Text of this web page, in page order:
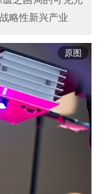
略性新兴产业
原图